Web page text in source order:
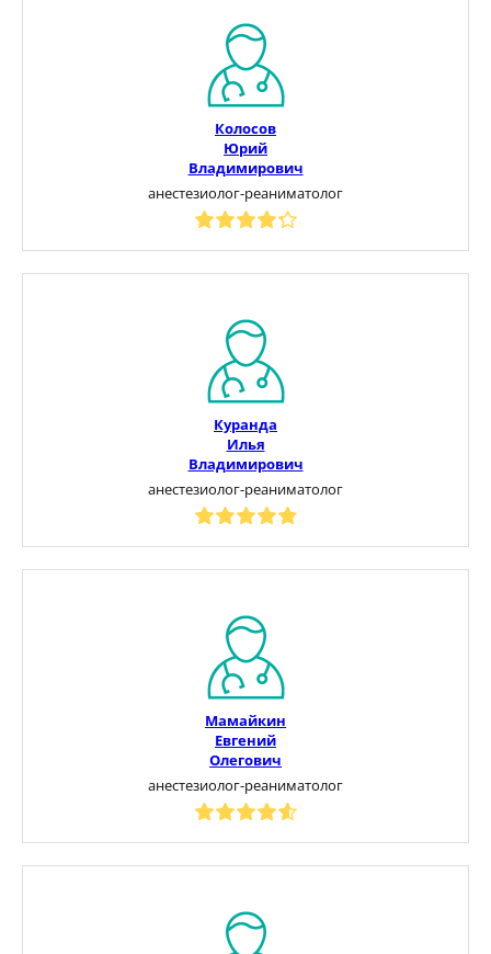
Колосов
Юрий
Владимирович
анестезиолог-реаниматолог
Куранда
Илья
Владимирович
анестезиолог-реаниматолог
Мамайкин
Евгений
Олегович
анестезиолог-реаниматолог